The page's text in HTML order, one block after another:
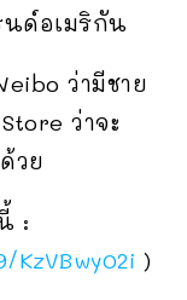
ด์อเมริกัน
ว่ามีชาย
ว่าจะ
วย
:
)